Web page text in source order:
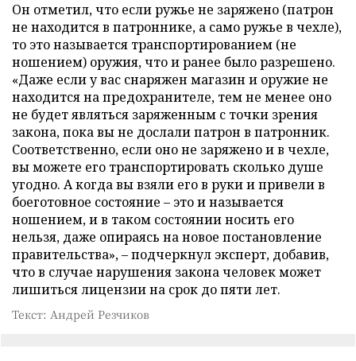
Он отметил, что если ружье не заряжено (патрон
не находится в патроннике, а само ружье в чехле),
то это называется транспортированием (не
ношением) оружия, что и ранее было разрешено.
«Даже если у вас снаряжен магазин и оружие не
находится на предохранителе, тем не менее оно
не будет являться заряженным с точки зрения
закона, пока вы не дослали патрон в патронник.
Соответственно, если оно не заряжено и в чехле,
вы можете его транспортировать сколько душе
угодно. А когда вы взяли его в руки и привели в
боеготовное состояние – это и называется
ношением, и в таком состоянии носить его
нельзя, даже опираясь на новое постановление
правительства», – подчеркнул эксперт, добавив,
что в случае нарушения закона человек может
лишиться лицензии на срок до пяти лет.
Текст: Андрей Резчиков